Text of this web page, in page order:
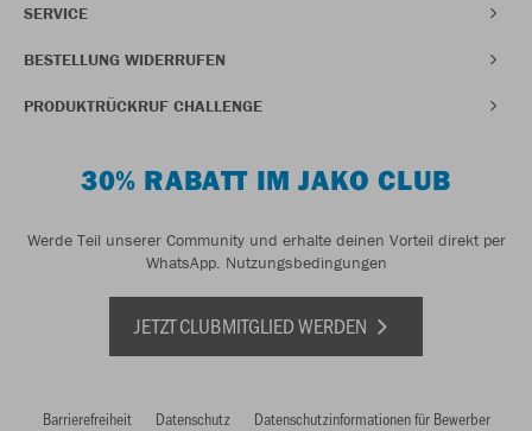
SERVICE
BESTELLUNG WIDERRUFEN
PRODUKTRÜCKRUF CHALLENGE
30% RABATT IM JAKO CLUB
Werde Teil unserer Community und erhalte deinen Vorteil direkt per
WhatsApp. Nutzungsbedingungen
JETZT CLUBMITGLIED WERDEN
Barrierefreiheit Datenschutz Datenschutzinformationen für Bewerber